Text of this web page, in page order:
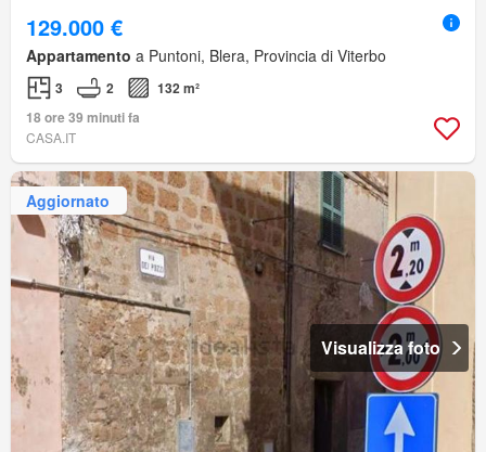
129.000 €
Appartamento a Puntoni, Blera, Provincia di Viterbo
3 2
132 m²
18 ore 39 minuti fa
CASA.IT
Aggiornato
Visualizza foto